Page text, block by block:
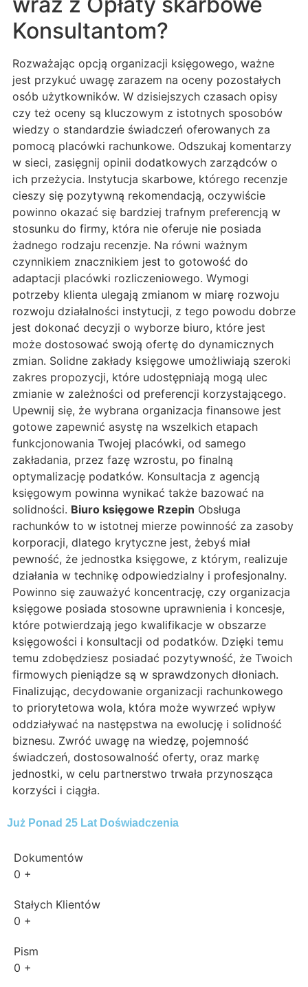
Konsultantom?
Rozważając opcją organizacji księgowego, ważne
jest przykuć uwagę zarazem na oceny pozostałych
osób użytkowników. W dzisiejszych czasach opisy
czy też oceny są kluczowym z istotnych sposobów
wiedzy o standardzie świadczeń oferowanych za
pomocą placówki rachunkowe. Odszukaj komentarzy
w sieci, zasięgnij opinii dodatkowych zarządców o
ich przeżycia. Instytucja skarbowe, którego recenzje
cieszy się pozytywną rekomendacją, oczywiście
powinno okazać się bardziej trafnym preferencją w
stosunku do firmy, która nie oferuje nie posiada
żadnego rodzaju recenzje. Na równi ważnym
czynnikiem znacznikiem jest to gotowość do
adaptacji placówki rozliczeniowego. Wymogi
potrzeby klienta ulegają zmianom w miarę rozwoju
rozwoju działalności instytucji, z tego powodu dobrze
jest dokonać decyzji o wyborze biuro, które jest
może dostosować swoją ofertę do dynamicznych
zmian. Solidne zakłady księgowe umożliwiają szeroki
zakres propozycji, które udostępniają mogą ulec
zmianie w zależności od preferencji korzystającego.
Upewnij się, że wybrana organizacja finansowe jest
gotowe zapewnić asystę na wszelkich etapach
funkcjonowania Twojej placówki, od samego
zakładania, przez fazę wzrostu, po finalną
optymalizację podatków. Konsultacja z agencją
księgowym powinna wynikać także bazować na
solidności. Biuro księgowe Rzepin Obsługa
rachunków to w istotnej mierze powinność za zasoby
korporacji, dlatego krytyczne jest, żebyś miał
pewność, że jednostka księgowe, z którym, realizuje
działania w technikę odpowiedzialny i profesjonalny.
Powinno się zauważyć koncentrację, czy organizacja
księgowe posiada stosowne uprawnienia i koncesje,
które potwierdzają jego kwalifikacje w obszarze
księgowości i konsultacji od podatków. Dzięki temu
temu zdobędziesz posiadać pozytywność, że Twoich
firmowych pieniądze są w sprawdzonych dłoniach.
Finalizując, decydowanie organizacji rachunkowego
to priorytetowa wola, która może wywrzeć wpływ
oddziaływać na następstwa na ewolucję i solidność
biznesu. Zwróć uwagę na wiedzę, pojemność
świadczeń, dostosowalność oferty, oraz markę
jednostki, w celu partnerstwo trwała przynosząca
korzyści i ciągła.
Już Ponad 25 Lat Doświadczenia
Dokumentów
0 +
Stałych Klientów
0 +
Pism
0 +